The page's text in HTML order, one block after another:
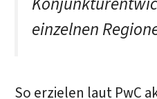
einzelnen
So erzielen laut PwC